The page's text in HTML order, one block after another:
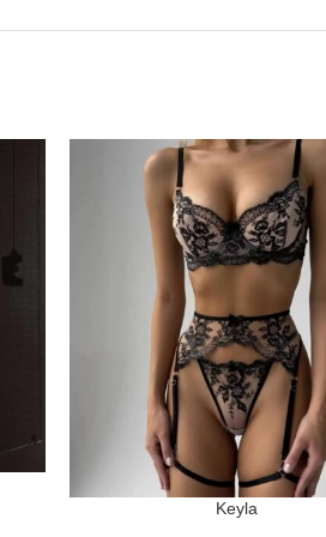
SELECCIONAR OPCIONES
Keyla